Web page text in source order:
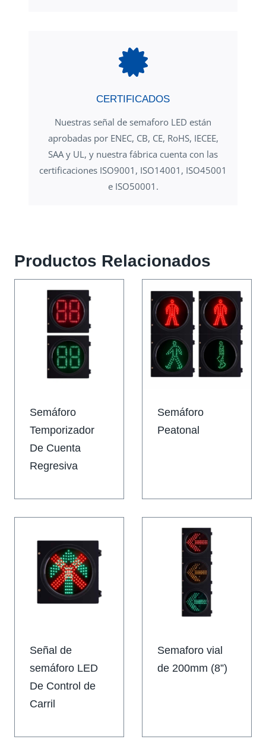
CERTIFICADOS
Nuestras señal de semaforo LED están
aprobadas por ENEC, CB, CE, RoHS, IECEE,
SAA y UL, y nuestra fábrica cuenta con las
certificaciones ISO9001, ISO14001, ISO45001
e ISO50001.
Productos Relacionados
Semáforo
Temporizador
De Cuenta
Regresiva
Semáforo
Peatonal
Señal de
semáforo LED
De Control de
Carril
Semaforo vial
de 200mm (8”)